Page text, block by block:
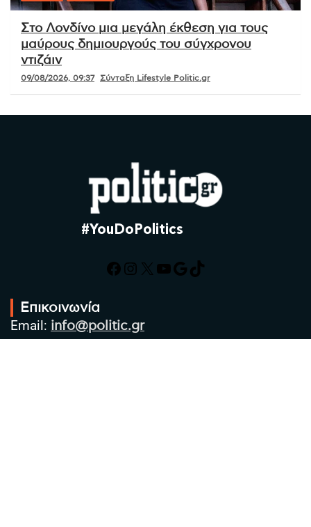
Στο Λονδίνο μια μεγάλη έκθεση για τους
μαύρους δημιουργούς του σύγχρονου
ντιζάιν
09/08/2026, 09:37 Σύνταξη Lifestyle Politic.gr
#YouDoPolitics
Facebook
Instagram
X YouTube
Google
TikTok
Επικοινωνία
Email: info@politic.gr
Τηλ: